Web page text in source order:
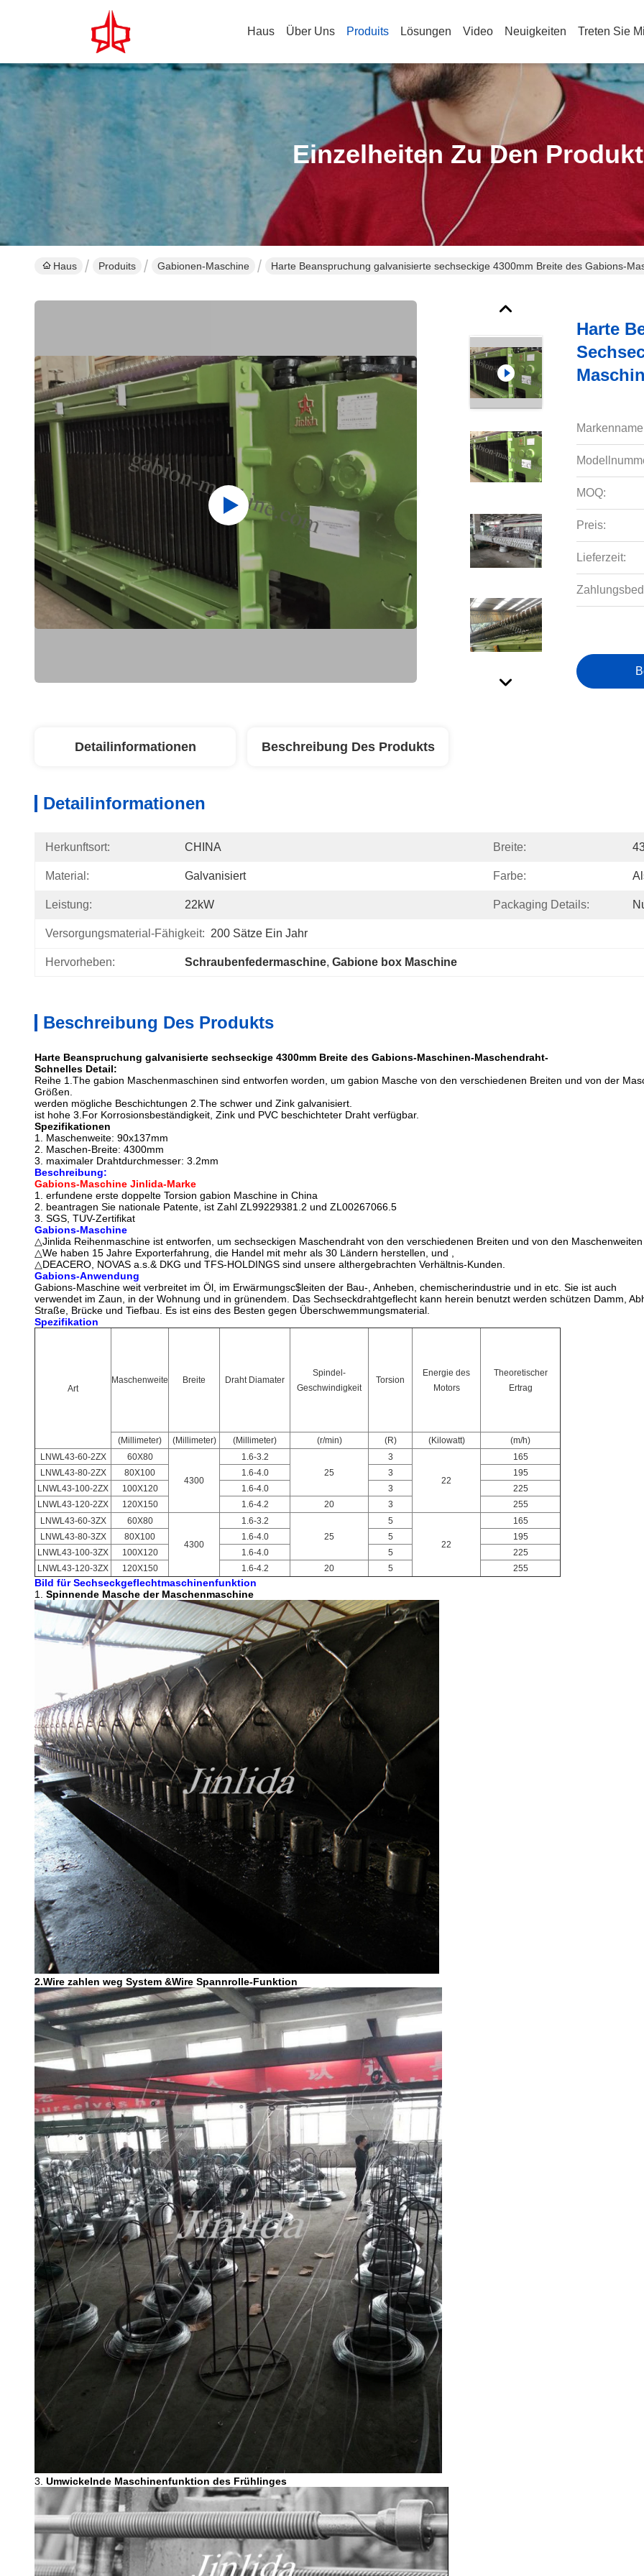
Haus Über Uns Produits Lösungen Video Neuigkeiten Treten Sie
Einzelheiten Zu Den
Haus Produits Gabionen-Maschine Harte Beanspruchung galvanisierte sechseckige 4300mm Breite des Gabions-
Harte
MOQ:
Preis:
Lieferzeit:
Detailinformationen Beschreibung Des Produkts
Detailinformationen
Herkunftsort: CHINA Breite:
Material: Galvanisiert Farbe:
Leistung: 22kW Packaging Details:
Versorgungsmaterial-Fähigkeit: 200 Sätze Ein Jahr
Hervorheben: Schraubenfedermaschine, Gabione box Maschine
Beschreibung Des Produkts
Harte Beanspruchung galvanisierte sechseckige 4300mm Breite des Gabions-Maschinen-Maschendraht-
Schnelles Detail:
Reihe 1.The gabion Maschenmaschinen sind entworfen worden, um gabion Masche von den verschiedenen Breiten und von der
Größen.
werden mögliche Beschichtungen 2.The schwer und Zink galvanisiert.
ist hohe 3.For Korrosionsbeständigkeit, Zink und PVC beschichteter Draht verfügbar.
Spezifikationen
1. Maschenweite: 90x137mm
2. Maschen-Breite: 4300mm
3. maximaler Drahtdurchmesser: 3.2mm
Beschreibung:
Gabions-Maschine Jinlida-Marke
1. erfundene erste doppelte Torsion gabion Maschine in China
2. beantragen Sie nationale Patente, ist Zahl ZL99229381.2 und ZL00267066.5
3. SGS, TUV-Zertifikat
Gabions-Maschine
△Jinlida Reihenmaschine ist entworfen, um sechseckigen Maschendraht von den verschiedenen Breiten und von den Maschenweiten
△We haben 15 Jahre Exporterfahrung, die Handel mit mehr als 30 Ländern herstellen, und ,
△DEACERO, NOVAS a.s.& DKG und TFS-HOLDINGS sind unsere althergebrachten Verhältnis-Kunden.
Gabions-Anwendung
Gabions-Maschine weit verbreitet im Öl, im Erwärmungsc$leiten der Bau-, Anheben, chemischerindustrie und in etc. Sie ist auch
verwendet im Zaun, in der Wohnung und in grünendem. Das Sechseckdrahtgeflecht kann herein benutzt werden schützen Damm,
Straße, Brücke und Tiefbau. Es ist eins des Besten gegen Überschwemmungsmaterial.
Spezifikation
Art
Maschenweite Breite Draht Diamater
Spindel-
Geschwindigkeit
Torsion
Energie des
Motors
Theoretischer
Ertrag
(Millimeter) (Millimeter) (Millimeter) (r/min) (R) (Kilowatt)
(m/h)
LNWL43-60-2ZX
60X80
4300
1.6-3.2
25
3
22
165
LNWL43-80-2ZX
80X100 1.6-4.0 3
195
LNWL43-100-2ZX
100X120 1.6-4.0 3
225
LNWL43-120-2ZX
120X150 1.6-4.2 20 3
255
LNWL43-60-3ZX
60X80
4300
1.6-3.2
25
5
22
165
LNWL43-80-3ZX
80X100 1.6-4.0 5
195
LNWL43-100-3ZX
100X120 1.6-4.0 5
225
LNWL43-120-3ZX
120X150 1.6-4.2 20 5 255
Bild für Sechseckgeflechtmaschinenfunktion
1. Spinnende Masche der Maschenmaschine
2.Wire zahlen weg System &Wire Spannrolle-Funktion
3. Umwickelnde Maschinenfunktion des Frühlinges